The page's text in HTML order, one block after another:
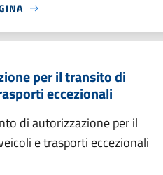
per il transito di
eccezionali
di autorizzazione per il
e trasporti eccezionali